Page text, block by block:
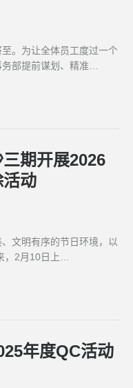
。为让全体员工度过一个
务部提前谋划、精准…
期开展2026
动
文明有序的节日环境，以
，2月10日上…
年度QC活动